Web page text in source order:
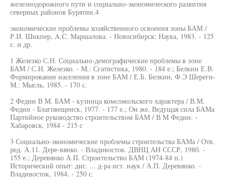
железнодорожного пути и социально-экономического развития
северных районов Бурятии.4
экономические проблемы хозяйственного освоения зоны БАМ /
Р.И. Шнкпер, A.C. Маршалова. - Новосибирск: Наука, 1983. - 125
с. и др.
1 Железко С.Н. Социально-демографические проблемы в зоне
БАМ / С.Н. Железко. - M.: Сгатистика, 1980. - 184 е.; Белкин Е.В.
Формирование населения в зоне БАМ / Е.Б. Белкин, Ф.Э Шереги-
М.: Мысль, 1985. - 170 с.
2 Федин В М. БАМ - кузница комсомольского характера / В.М.
Федин - Благовещенск, 1977. - 177 е.; Он же, Ведущая сила БАМа
Партийное руководство строительством БАМ / В M Федин. -
Хабаровск, 1984 - 215 с
3 Социально-экономические проблемы строительства БАМа / Отв.
ред. А.11. Дере-вянко. - Владивосток. ДВНЦ АН СССР, 1980. -
155 е.; Деревянко А.П. Строительство БАМ (1974-84 п.)
Исторический опыт: дис. ... д-ра ист. наук / А.П. Деревянко. -
Владивосток, 1984. - 250 с.